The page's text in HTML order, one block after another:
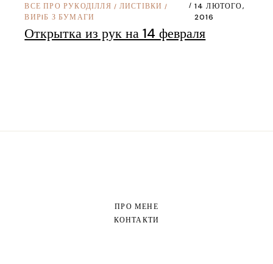
ВСЕ ПРО РУКОДІЛЛЯ / ЛИСТІВКИ /
ВИРIБ З БУМАГИ
14 ЛЮТОГО,
2016
Открытка из рук на 14 февраля
ПРО МЕНЕ
КОНТАКТИ